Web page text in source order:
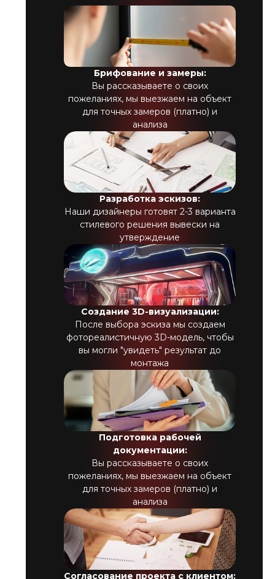
Брифование и замеры:
Вы рассказываете о своих
пожеланиях, мы выезжаем на объект
для точных замеров (платно) и
анализа
Разработка эскизов:
Наши дизайнеры готовят 2-3 варианта
стилевого решения вывески на
утверждение
Создание 3D-визуализации:
После выбора эскиза мы создаем
фотореалистичную 3D-модель, чтобы
вы могли "увидеть" результат до
монтажа
Подготовка рабочей
документации:
Вы рассказываете о своих
пожеланиях, мы выезжаем на объект
для точных замеров (платно) и
анализа
Согласование проекта с клиентом: